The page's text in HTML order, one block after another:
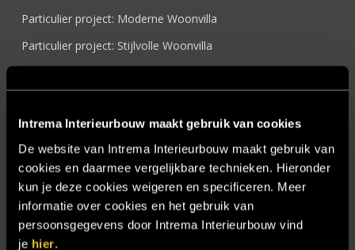
Intrema Interieurbouw maakt gebruik van cookies
De website van Intrema Interieurbouw maakt gebruik van
cookies en daarmee vergelijkbare technieken. Hieronder
kun je deze cookies weigeren en specificeren. Meer
informatie over cookies en het gebruik van
persoonsgegevens door Intrema Interieurbouw vind
je hier.
Particulier project: Moderne Woonvilla
Particulier project: Stijlvolle Woonvilla
Referenties
Samenwerken
Sensire
Showroom
SIDN